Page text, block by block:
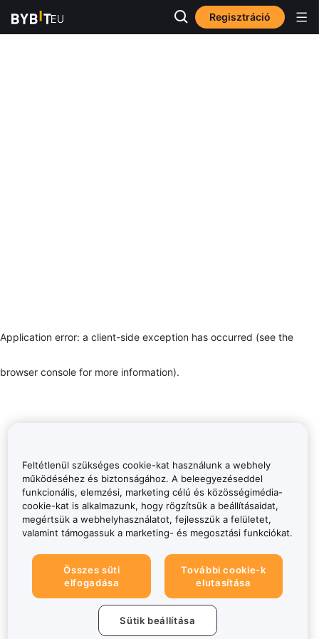
Regisztráció
Application error: a client-side exception has occurred (see the
browser console for more information).
Feltétlenül szükséges cookie-kat használunk a webhely
működéséhez és biztonságához. A beleegyezéseddel
funkcionális, elemzési, marketing célú és közösségimédia-
cookie-kat is alkalmazunk, hogy rögzítsük a beállításaidat,
megértsük a webhelyhasználatot, fejlesszük a felületet,
valamint támogassuk a marketing- és megosztási funkciókat.
Összes süti
elfogadása
További cookie-k
elutasítása
Sütik beállítása